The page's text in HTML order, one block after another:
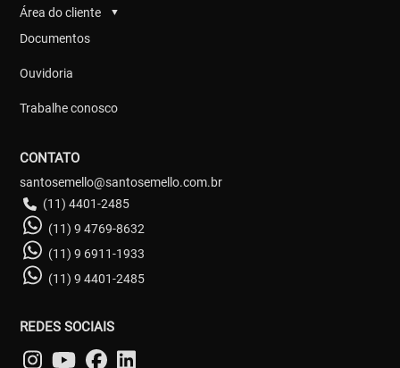
Área do cliente
▼
Documentos
Ouvidoria
Trabalhe conosco
CONTATO
santosemello@santosemello.com.br
(11) 4401-2485
(11) 9 4769-8632
(11) 9 6911-1933
(11) 9 4401-2485
REDES SOCIAIS